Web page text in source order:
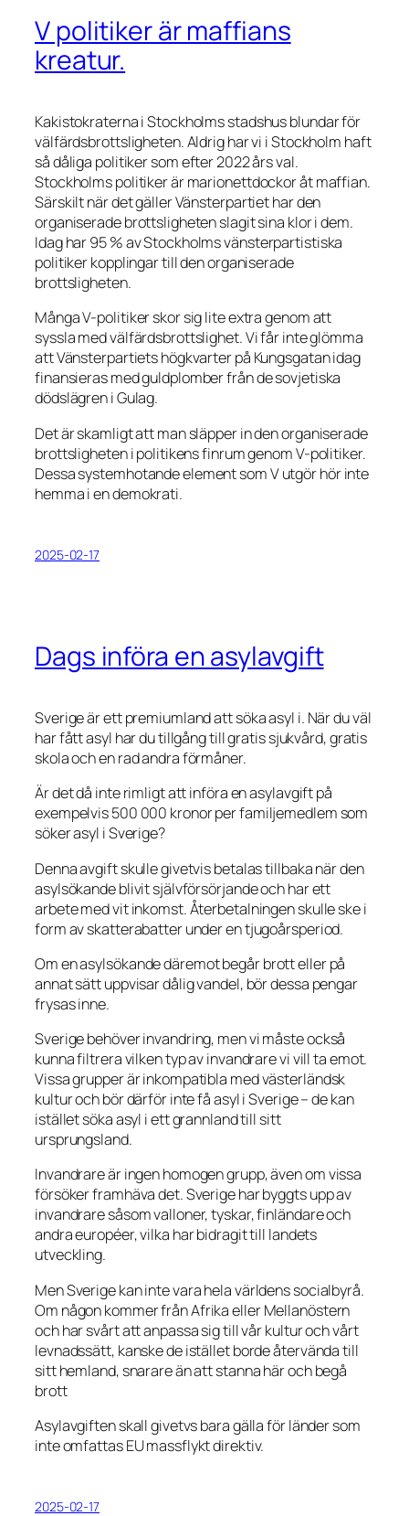
V politiker är maffians
kreatur.
Kakistokraterna i Stockholms stadshus blundar för
välfärdsbrottsligheten. Aldrig har vi i Stockholm haft
så dåliga politiker som efter 2022 års val.
Stockholms politiker är marionettdockor åt maffian.
Särskilt när det gäller Vänsterpartiet har den
organiserade brottsligheten slagit sina klor i dem.
Idag har 95 % av Stockholms vänsterpartistiska
politiker kopplingar till den organiserade
brottsligheten.
Många V-politiker skor sig lite extra genom att
syssla med välfärdsbrottslighet. Vi får inte glömma
att Vänsterpartiets högkvarter på Kungsgatan idag
finansieras med guldplomber från de sovjetiska
dödslägren i Gulag.
Det är skamligt att man släpper in den organiserade
brottsligheten i politikens finrum genom V-politiker.
Dessa systemhotande element som V utgör hör inte
hemma i en demokrati.
2025-02-17
Dags införa en asylavgift
Sverige är ett premiumland att söka asyl i. När du väl
har fått asyl har du tillgång till gratis sjukvård, gratis
skola och en rad andra förmåner.
Är det då inte rimligt att införa en asylavgift på
exempelvis 500 000 kronor per familjemedlem som
söker asyl i Sverige?
Denna avgift skulle givetvis betalas tillbaka när den
asylsökande blivit självförsörjande och har ett
arbete med vit inkomst. Återbetalningen skulle ske i
form av skatterabatter under en tjugoårsperiod.
Om en asylsökande däremot begår brott eller på
annat sätt uppvisar dålig vandel, bör dessa pengar
frysas inne.
Sverige behöver invandring, men vi måste också
kunna filtrera vilken typ av invandrare vi vill ta emot.
Vissa grupper är inkompatibla med västerländsk
kultur och bör därför inte få asyl i Sverige – de kan
istället söka asyl i ett grannland till sitt
ursprungsland.
Invandrare är ingen homogen grupp, även om vissa
försöker framhäva det. Sverige har byggts upp av
invandrare såsom valloner, tyskar, finländare och
andra européer, vilka har bidragit till landets
utveckling.
Men Sverige kan inte vara hela världens socialbyrå.
Om någon kommer från Afrika eller Mellanöstern
och har svårt att anpassa sig till vår kultur och vårt
levnadssätt, kanske de istället borde återvända till
sitt hemland, snarare än att stanna här och begå
brott
Asylavgiften skall givetvs bara gälla för länder som
inte omfattas EU massflykt direktiv.
2025-02-17